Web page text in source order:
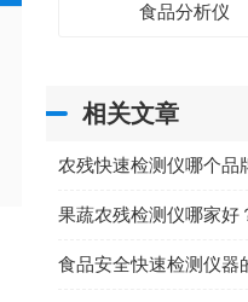
食品分析仪
相关文章
农残快速检测仪哪个品
果蔬农残检测仪哪家好
食品安全快速检测仪器